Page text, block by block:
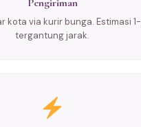
kota via kurir bunga. Estimasi
tergantung jarak.